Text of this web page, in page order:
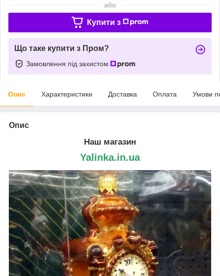
або
Купити з
Що таке купити з Пром?
Замовлення під захистом
Опис Характеристики Доставка Оплата Умови
Опис
Наш магазин
Yalinka.in.ua